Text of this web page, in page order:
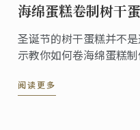
海绵蛋糕卷制树干
圣诞节的树干蛋糕并不
示教你如何卷海绵蛋糕制
阅读更多